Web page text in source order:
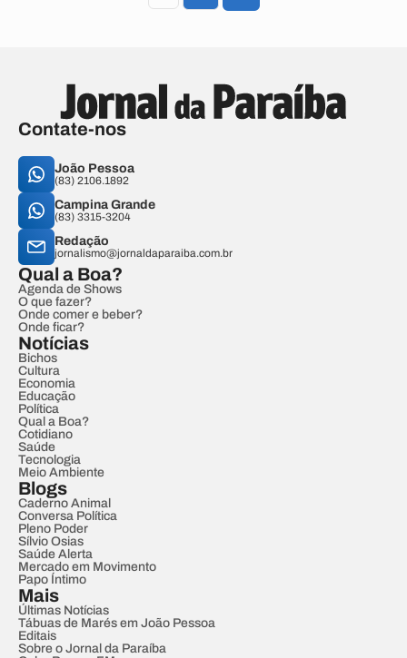
Contate-nos
João Pessoa
(83) 2106.1892
Campina Grande
(83) 3315-3204
Redação
jornalismo@jornaldaparaiba.com.br
Qual a Boa?
Agenda de Shows
O que fazer?
Onde comer e beber?
Onde ficar?
Notícias
Bichos
Cultura
Economia
Educação
Política
Qual a Boa?
Cotidiano
Saúde
Tecnologia
Meio Ambiente
Blogs
Caderno Animal
Conversa Política
Pleno Poder
Sílvio Osias
Saúde Alerta
Mercado em Movimento
Papo Íntimo
Mais
Últimas Notícias
Tábuas de Marés em João Pessoa
Editais
Sobre o Jornal da Paraíba